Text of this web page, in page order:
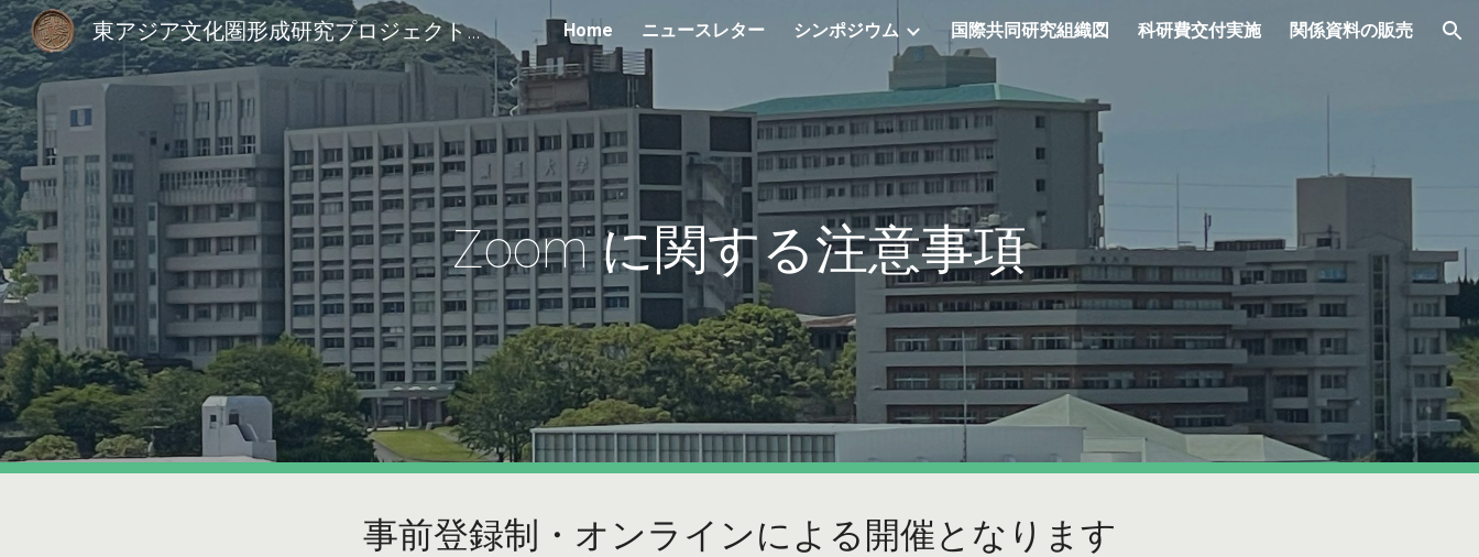
Skip to main content Skip to navigation
東アジア文化圏形成研究プロジェクト室 Home ニュースレター シンポジウム 国際共同研究組織図 科研費交付実施 関係資料の販売
Zoom に関する注意事項
事前登録制・オンラインによる開催となります